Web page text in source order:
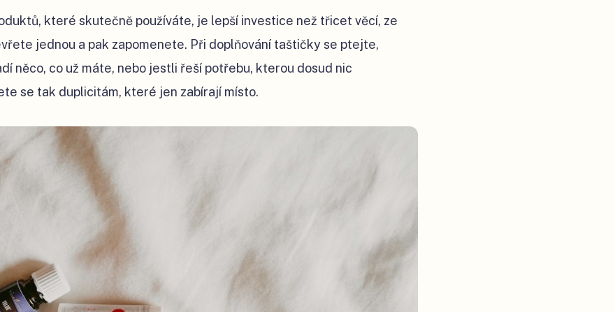
které skutečně používáte, je lepší investice než třicet věcí, ze
jednou a pak zapomenete. Při doplňování taštičky se ptejte,
něco, co už máte, nebo jestli řeší potřebu, kterou dosud nic
se tak duplicitám, které jen zabírají místo.